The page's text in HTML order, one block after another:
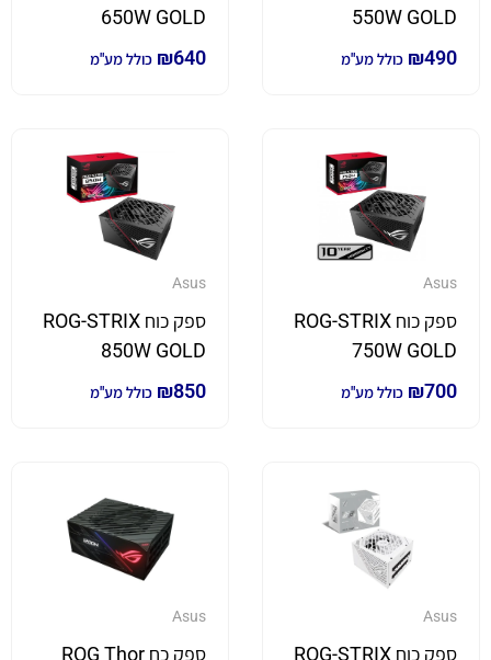
550W GOLD
₪490 כולל מע"מ
650W GOLD
₪640 כולל מע"מ
Asus
ספק כוח ROG-STRIX
750W GOLD
₪700 כולל מע"מ
Asus
ספק כוח ROG-STRIX
850W GOLD
₪850 כולל מע"מ
Asus
ספק כוח ROG-STRIX
Asus
ספק כח ROG Thor